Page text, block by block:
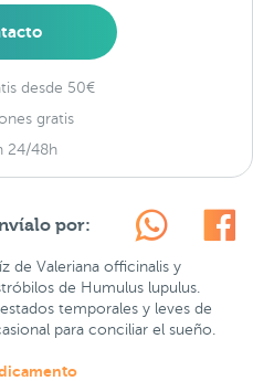
desde 50€
gratis
24/48h
por:
de Valeriana officinalis y
de Humulus lupulus.
temporales y leves de
para conciliar el sueño.